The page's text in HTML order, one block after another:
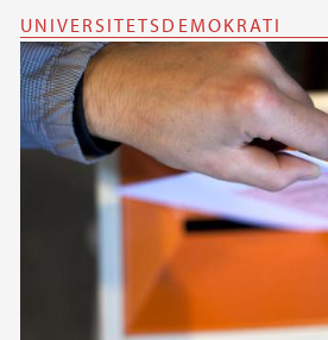
UNIVERSITETSDEMOKRATI